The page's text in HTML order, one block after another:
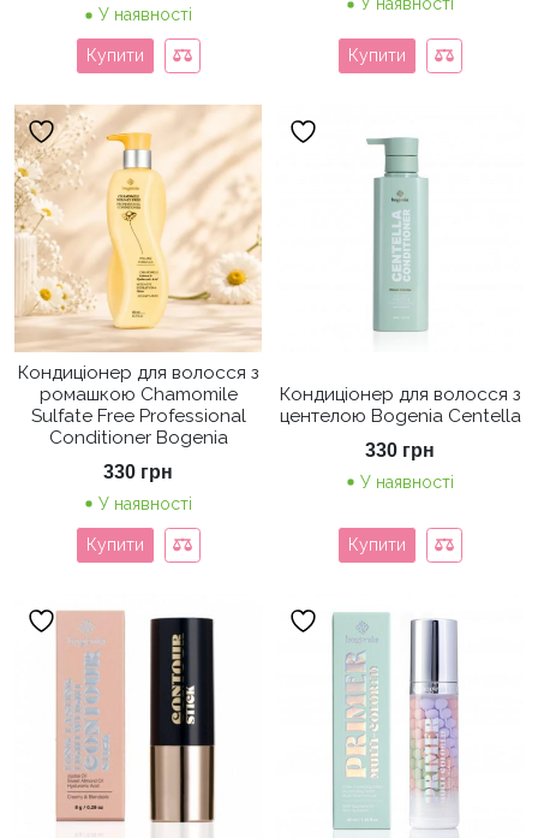
У наявності
Купити Купити
Кондиціонер для волосся з
ромашкою Chamomile
Sulfate Free Professional
Conditioner Bogenia
330 грн
У наявності
Купити
Кондиціонер для волосся з
центелою Bogenia Centella
330 грн
У наявності
Купити